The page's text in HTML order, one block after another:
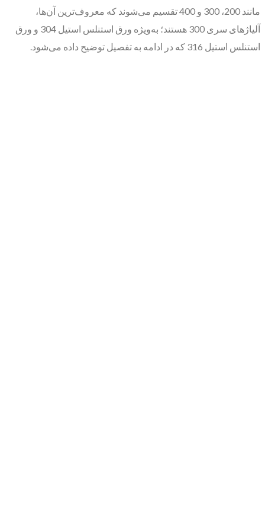
مانند 200، 300 و 400 تقسیم می‌شوند که معروف‌ترین آن‌ها،
آلیاژهای سری 300 هستند؛ به‌ویژه ورق استنلس استیل 304 و ورق
استنلس استیل 316 که در ادامه به تفصیل توضیح داده می‌شود.